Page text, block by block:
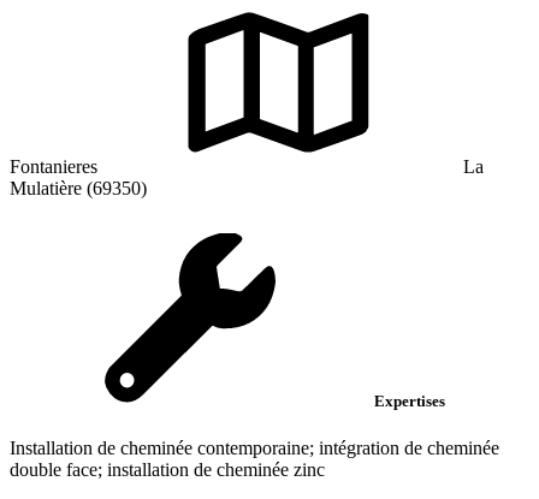
Fontanieres
La
Mulatière (69350)
Expertises
Installation de cheminée contemporaine; intégration de cheminée
double face; installation de cheminée zinc